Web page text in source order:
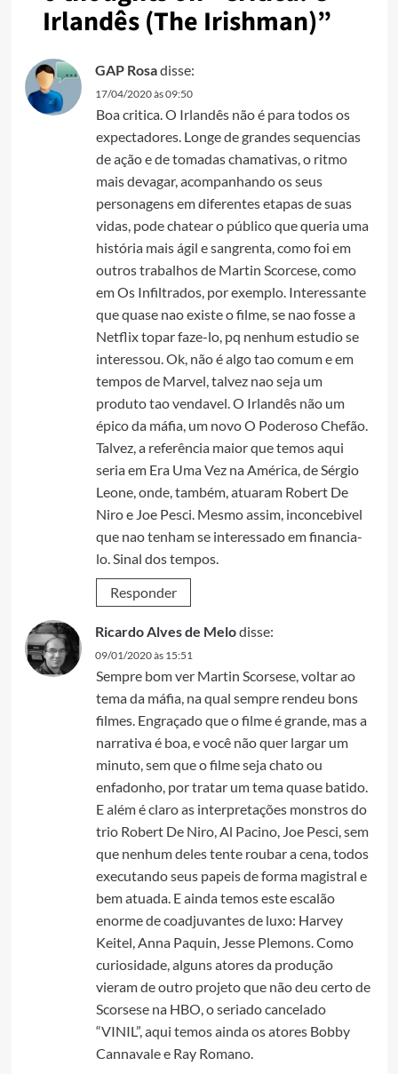
Irlandês (The Irishman)”
GAP Rosadisse:
17/04/2020 às 09:50
Boa critica. O Irlandês não é para todos os
expectadores. Longe de grandes sequencias
de ação e de tomadas chamativas, o ritmo
mais devagar, acompanhando os seus
personagens em diferentes etapas de suas
vidas, pode chatear o público que queria uma
história mais ágil e sangrenta, como foi em
outros trabalhos de Martin Scorcese, como
em Os Infiltrados, por exemplo. Interessante
que quase nao existe o filme, se nao fosse a
Netflix topar faze-lo, pq nenhum estudio se
interessou. Ok, não é algo tao comum e em
tempos de Marvel, talvez nao seja um
produto tao vendavel. O Irlandês não um
épico da máfia, um novo O Poderoso Chefão.
Talvez, a referência maior que temos aqui
seria em Era Uma Vez na América, de Sérgio
Leone, onde, também, atuaram Robert De
Niro e Joe Pesci. Mesmo assim, inconcebivel
que nao tenham se interessado em financia-
lo. Sinal dos tempos.
Responder
Ricardo Alves de Melodisse:
09/01/2020 às 15:51
Sempre bom ver Martin Scorsese, voltar ao
tema da máfia, na qual sempre rendeu bons
filmes. Engraçado que o filme é grande, mas a
narrativa é boa, e você não quer largar um
minuto, sem que o filme seja chato ou
enfadonho, por tratar um tema quase batido.
E além é claro as interpretações monstros do
trio Robert De Niro, Al Pacino, Joe Pesci, sem
que nenhum deles tente roubar a cena, todos
executando seus papeis de forma magistral e
bem atuada. E ainda temos este escalão
enorme de coadjuvantes de luxo: Harvey
Keitel, Anna Paquin, Jesse Plemons. Como
curiosidade, alguns atores da produção
vieram de outro projeto que não deu certo de
Scorsese na HBO, o seriado cancelado
“VINIL”, aqui temos ainda os atores Bobby
Cannavale e Ray Romano.